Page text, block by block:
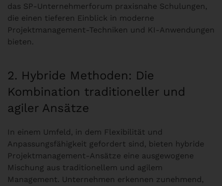
das SP-Unternehmerforum praxisnahe Schulungen,
die einen tieferen Einblick in moderne
Projektmanagement-Techniken und KI-Anwendungen
bieten.
2. Hybride Methoden: Die
Kombination traditioneller und
agiler Ansätze
In einem Umfeld, in dem Flexibilität und
Anpassungsfähigkeit gefordert sind, bieten hybride
Projektmanagement-Ansätze eine ausgewogene
Mischung aus traditionellem und agilem
Management. Unternehmen erkennen zunehmend,